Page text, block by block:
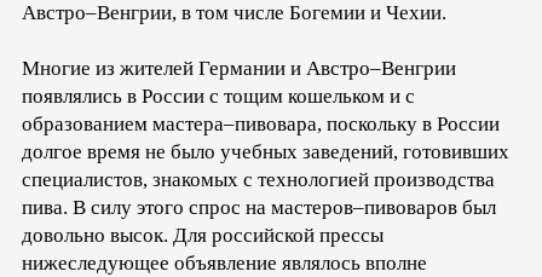
Австро–Венгрии, в том числе Богемии и Чехии.
Многие из жителей Германии и Австро–Венгрии
появлялись в России с тощим кошельком и с
образованием мастера–пивовара, поскольку в России
долгое время не было учебных заведений, готовивших
специалистов, знакомых с технологией производства
пива. В силу этого спрос на мастеров–пивоваров был
довольно высок. Для российской прессы
нижеследующее объявление являлось вполне